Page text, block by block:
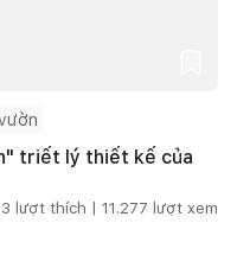
triết lý thiết kế của
3 lượt thích | 11.277 lượt xem